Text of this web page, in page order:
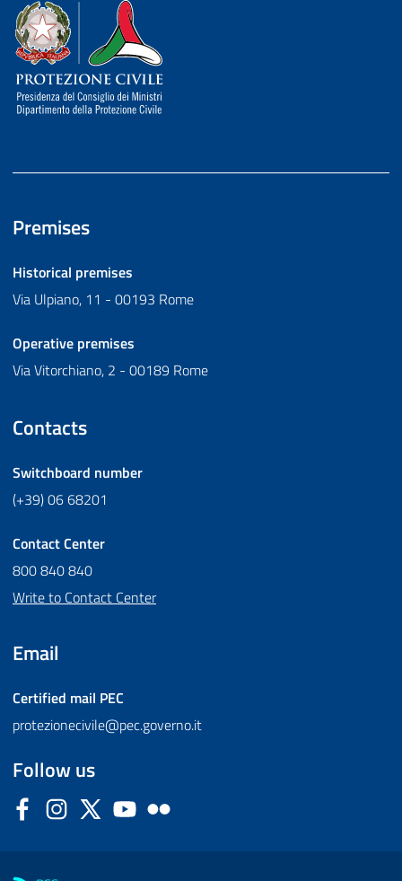
Dipartimento della Protezione Civile
Premises
Historical premises
Via Ulpiano, 11 - 00193 Rome
Operative premises
Via Vitorchiano, 2 - 00189 Rome
Contacts
Switchboard number
(+39) 06 68201
Contact Center
800 840 840
Write to Contact Center
Email
Certified mail PEC
protezionecivile@pec.governo.it
Follow us
FacebookInstagram
Twitter YouTube